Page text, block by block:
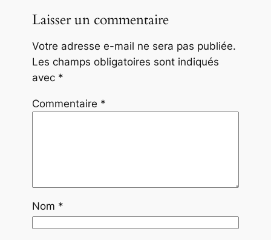
Laisser un commentaire
Votre adresse e-mail ne sera pas publiée.
Les champs obligatoires sont indiqués
avec *
Commentaire *
Nom *